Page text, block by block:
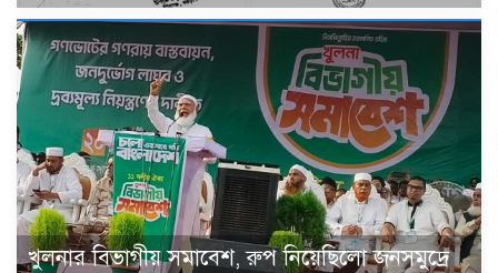
খুলনার বিভাগীয় সমাবেশ, রুপ নিয়েছিলো জনসমুদ্রে